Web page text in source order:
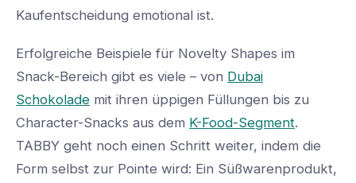
Kaufentscheidung emotional ist.
Erfolgreiche Beispiele für Novelty Shapes im
Snack-Bereich gibt es viele – von Dubai
Schokolade mit ihren üppigen Füllungen bis zu
Character-Snacks aus dem K-Food-Segment.
TABBY geht noch einen Schritt weiter, indem die
Form selbst zur Pointe wird: Ein Süßwarenprodukt,